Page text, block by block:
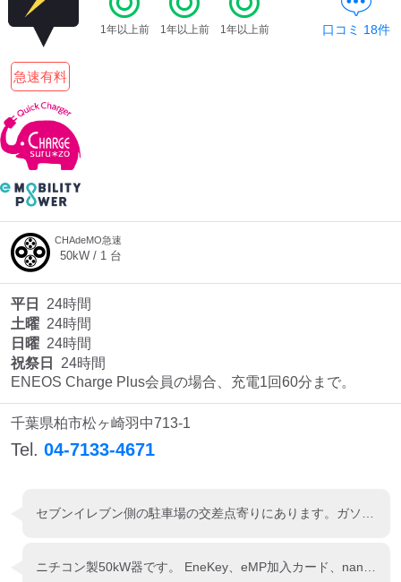
三菱ディーラーを表示
トヨタディーラーを表
示
充電器の出力
車種
検索する
急速有料
1年以上前 1年以上前 1年以上前 口コミ 18件
CHAdeMO急速
50kW / 1 台
平日
24時間
土曜 24時間
日曜 24時間
祝祭日
24時間
ENEOS Charge Plus会員の場合、充電1回60分まで。
千葉県柏市松ヶ崎羽中713-1
Tel. 04-7133-4671
セブンイレブン側の駐車場の交差点寄りにあります。ガソリンスタンドの方にあるのかと思ったら違いました(•ᴗ•; )
ニチコン製50kW器です。 EneKey、eMP加入カード、nanaco、WAON等で充電出来ます。